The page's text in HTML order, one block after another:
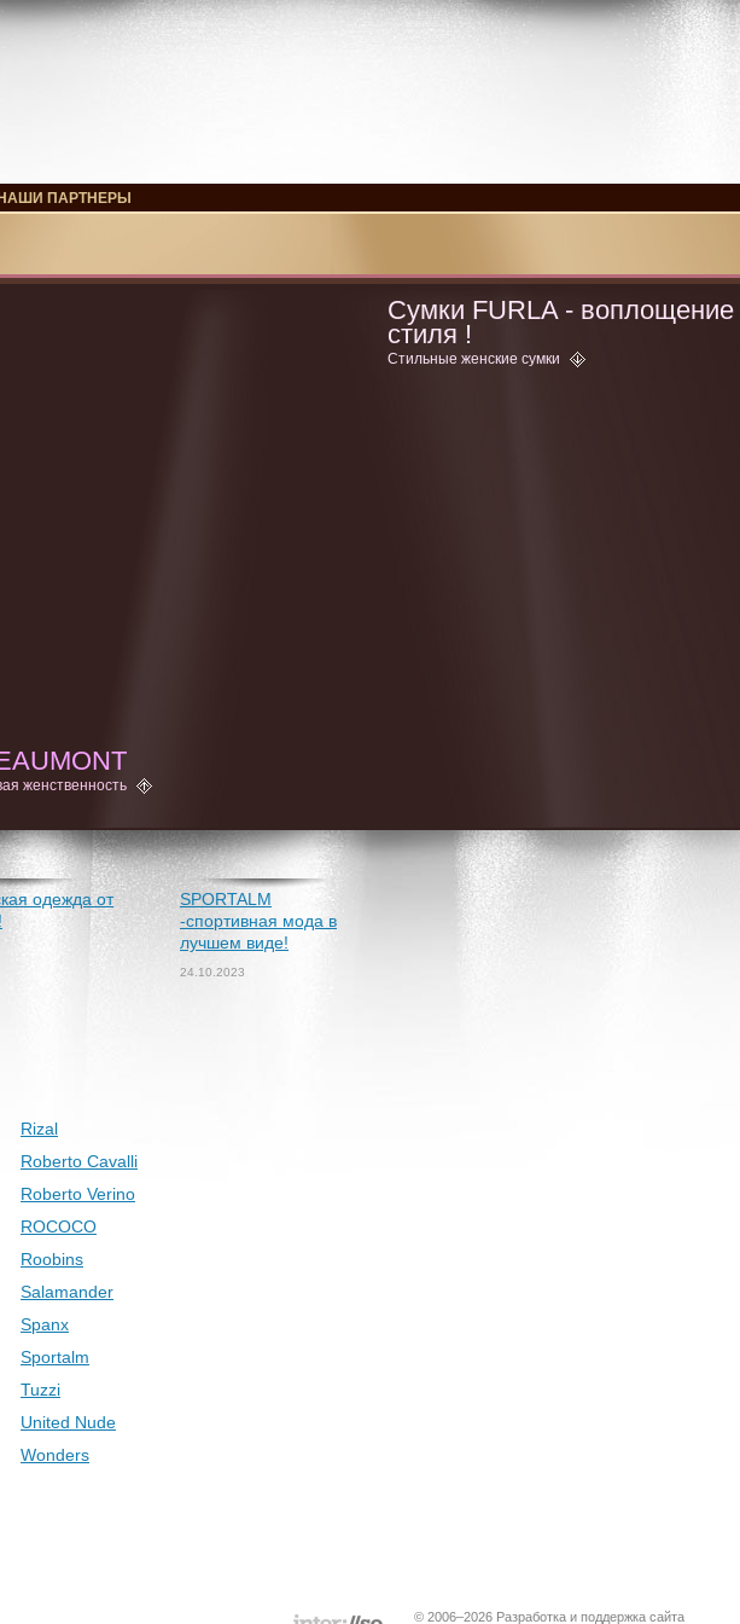
НАШИ ПАРТНЕРЫ
женственность
Сумки FURLA - воплощение
стиля !
Стильные женские сумки
одежда от
SPORTALM
-спортивная мода в
лучшем виде!
24.10.2023
Rizal
Roberto Cavalli
Roberto Verino
ROCOCO
Roobins
Salamander
Spanx
Sportalm
Tuzzi
United Nude
Wonders
© 2006–2026 Разработка и поддержка сайта